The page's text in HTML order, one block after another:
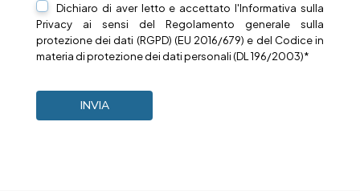
Dichiaro di aver letto e accettato l'Informativa sulla
Privacy ai sensi del Regolamento generale sulla
protezione dei dati (RGPD) (EU 2016/679) e del Codice in
materia di protezione dei dati personali (DL 196/2003)*